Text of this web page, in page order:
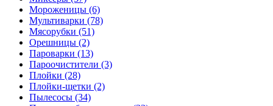
Мороженицы (6)
Мультиварки (78)
Мясорубки (51)
Орешницы (2)
Пароварки (13)
Пароочистители (3)
Плойки (28)
Плойки-щетки (2)
Пылесосы (34)